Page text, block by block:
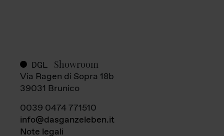
DGL Showroom
Via Ragen di Sopra 18b
39031 Brunico
0039 0474 771510
info@dasganzeleben.it
Note legali